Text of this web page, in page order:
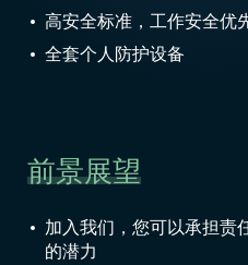
高安全标准，工作安全优
全套个人防护设备
前景展望
加入我们，您可以承担责
的潜力